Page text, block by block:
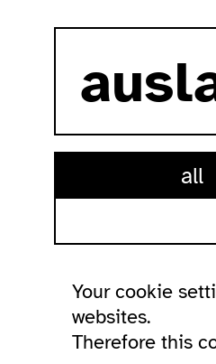
all
Your cookie
websites.
Therefore this